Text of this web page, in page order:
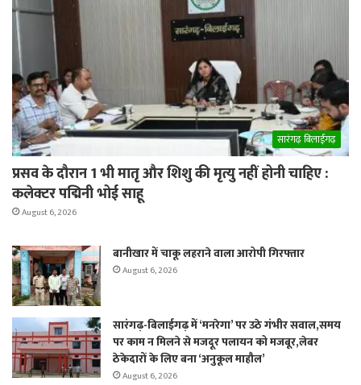
सारंगढ़ बिलाईगढ़
प्रसव के दौरान 1 भी मातृ और शिशु की मृत्यु नहीं होनी चाहिए :
कलेक्टर पद्मिनी भोई साहू
August 6, 2026
बानीखार में चाकू लहराने वाला आरोपी गिरफ्तार
August 6, 2026
सारंगढ़-बिलाईगढ़ में ‘मनरेगा’ पर उठे गंभीर सवाल,समय
पर काम न मिलने से मजदूर पलायन को मजबूर,लेबर
ठेकेदारों के लिए बना ‘अनुकूल माहौल’
August 6, 2026